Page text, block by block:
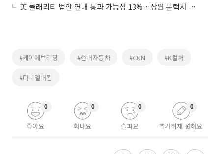
美 클래리티 법안 연내 통과 가능성 13%…상원 문턱서 제동
#케이에브리띵 #현대자동차 #CNN #K컬처
#다니엘대킴
좋아요
0
화나요
0
슬퍼요
0
추가취재 원해요
0